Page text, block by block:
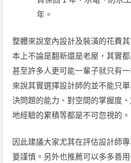
年。
整體來說室內設計及裝潢的花費
本上不論是翻新還是老屋，其實
甚至許多人更可能一輩子就只有
來說其實選擇設計師的並不能只
決問題的能力、對空間的掌握度
地經驗的累積等都是不可忽視的。
因此建議大家尤其在評估設計師
要謹慎。另外也推薦可以多多善